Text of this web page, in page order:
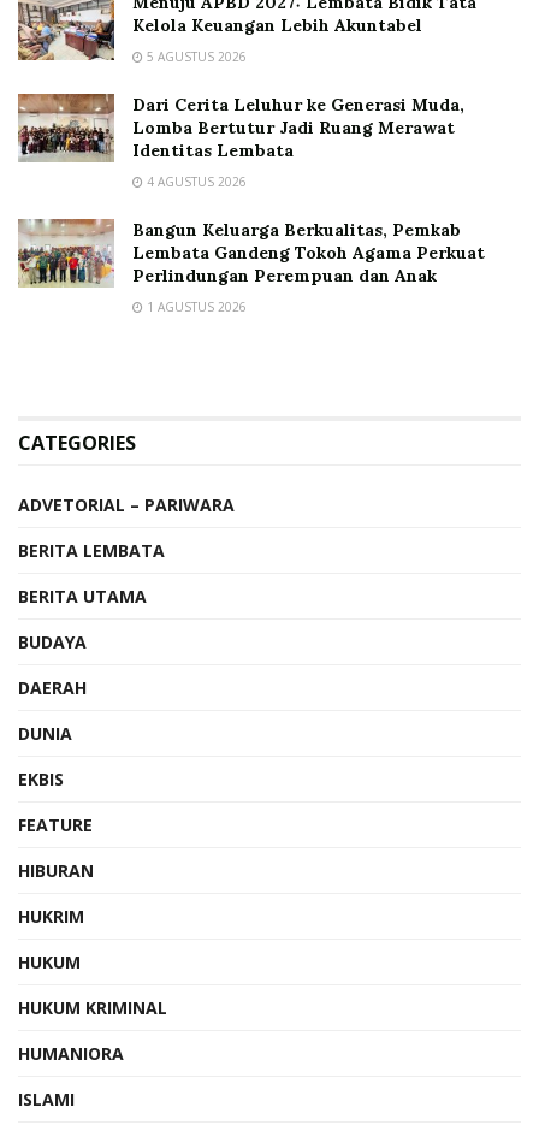
Kelola Keuangan Lebih Akuntabel
5 AGUSTUS 2026
Dari Cerita Leluhur ke Generasi Muda,
Lomba Bertutur Jadi Ruang Merawat
Identitas Lembata
4 AGUSTUS 2026
Bangun Keluarga Berkualitas, Pemkab
Lembata Gandeng Tokoh Agama Perkuat
Perlindungan Perempuan dan Anak
1 AGUSTUS 2026
CATEGORIES
ADVETORIAL – PARIWARA
BERITA LEMBATA
BERITA UTAMA
BUDAYA
DAERAH
DUNIA
EKBIS
FEATURE
HIBURAN
HUKRIM
HUKUM
HUKUM KRIMINAL
HUMANIORA
ISLAMI